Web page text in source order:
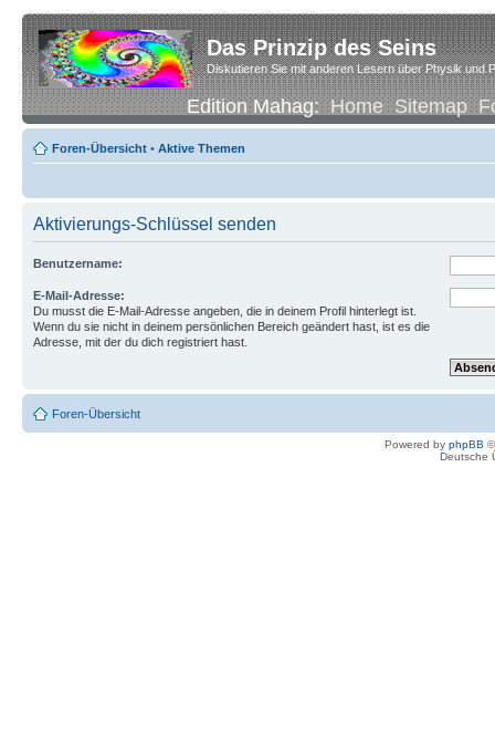
Das Prinzip des Seins
Diskutieren Sie mit anderen Lesern über Physik und
Edition Mahag:Home Sitemap
Foren-Übersicht • Aktive Themen
Aktivierungs-Schlüssel senden
Benutzername:
E-Mail-Adresse:
Du musst die E-Mail-Adresse angeben, die in deinem Profil hinterlegt ist.
Wenn du sie nicht in deinem persönlichen Bereich geändert hast, ist es die
Adresse, mit der du dich registriert hast.
Foren-Übersicht
Powered by phpBB
Deutsche